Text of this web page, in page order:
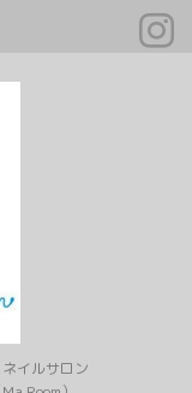
イルサロン